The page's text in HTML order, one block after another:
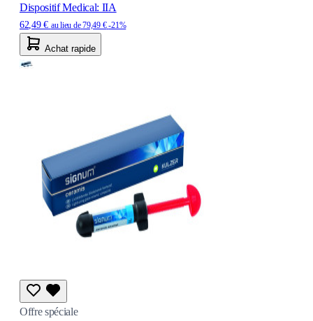
Dispositif Medical: IIA
62,49 € au lieu de79,49 €-21%
Achat rapide
Offre spéciale